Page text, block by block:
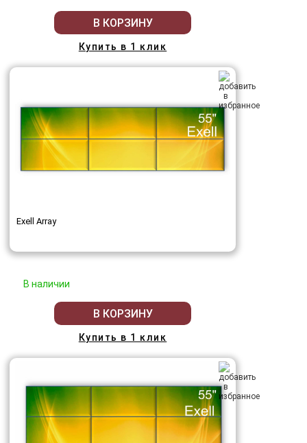
В КОРЗИНУ
Купить в 1 клик
Exell Array
В наличии
В КОРЗИНУ
Купить в 1 клик